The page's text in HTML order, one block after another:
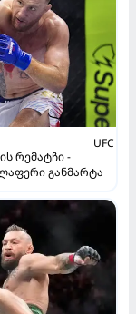
UFC
რემატჩი -
განმარტა